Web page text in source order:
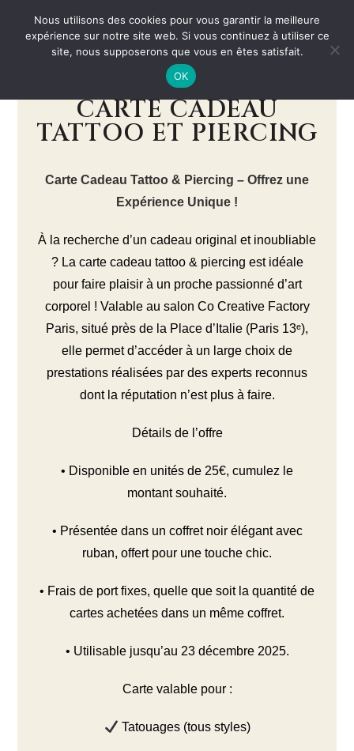
CARTE CADEAU
TATTOO ET PIERCING
Carte Cadeau Tattoo & Piercing – Offrez une
Expérience Unique !
À la recherche d’un cadeau original et inoubliable
? La carte cadeau tattoo & piercing est idéale
pour faire plaisir à un proche passionné d’art
corporel ! Valable au salon Co Creative Factory
Paris, situé près de la Place d’Italie (Paris 13ᵉ),
elle permet d’accéder à un large choix de
prestations réalisées par des experts reconnus
dont la réputation n’est plus à faire.
Détails de l’offre
• Disponible en unités de 25€, cumulez le
montant souhaité.
• Présentée dans un coffret noir élégant avec
ruban, offert pour une touche chic.
• Frais de port fixes, quelle que soit la quantité de
cartes achetées dans un même coffret.
• Utilisable jusqu’au 23 décembre 2025.
Carte valable pour :
Tatouages (tous styles)
Nous utilisons des cookies pour vous garantir la meilleure
expérience sur notre site web. Si vous continuez à utiliser ce
site, nous supposerons que vous en êtes satisfait.
OK